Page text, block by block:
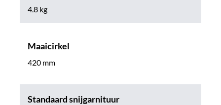
4.8 kg
Maaicirkel
420 mm
Standaard snijgarnituur